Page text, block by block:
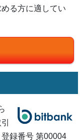
る方に適してい
録番号 第00004